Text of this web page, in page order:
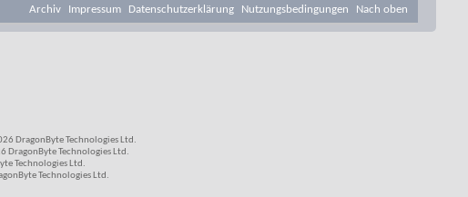
Archiv Impressum Datenschutzerklärung Nutzungsbedingungen Nach oben
DragonByte Technologies Ltd.
DragonByte Technologies Ltd.
Technologies Ltd.
Technologies Ltd.